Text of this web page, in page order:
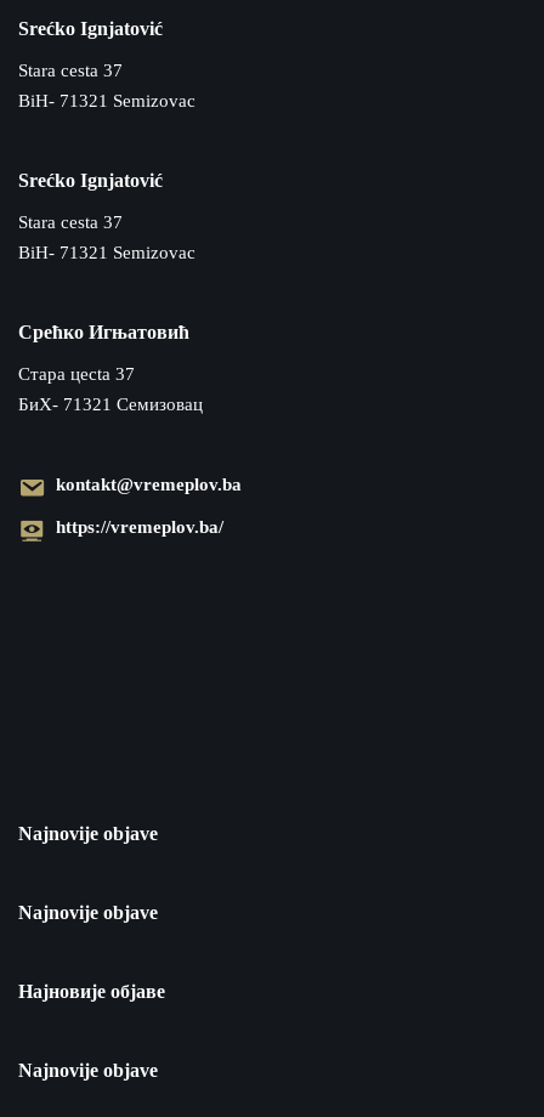
Srećko Ignjatović
Stara cesta 37
BiH- 71321 Semizovac
Srećko Ignjatović
Stara cesta 37
BiH- 71321 Semizovac
Срећко Игњатовић
Cтара цecta 37
БиХ- 71321 Семизовац
kontakt@vremeplov.ba
https://vremeplov.ba/
Najnovije objave
Najnovije objave
Најновије објаве
Najnovije objave